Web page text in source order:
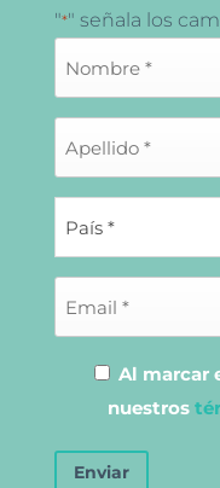
"*" señala los
Al marcar
nuestros
Enviar